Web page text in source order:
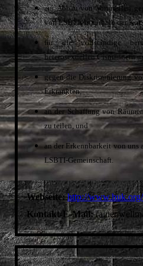
LESBISCH-SCHWULE
MONNEM
am Abbau von Vorurteilen
von LSBTIs innerhalb der
für die vollständige
heterosexuellen Cismännern
gegen die Diskriminierung
Erkrankten,
an der Schaffung von
zu teilen, und
an der Erkennbarkeit von
LSBTI-Gemeinschaft.
Webseite: http://www.huk.org/
Kontakt-E-Mail: